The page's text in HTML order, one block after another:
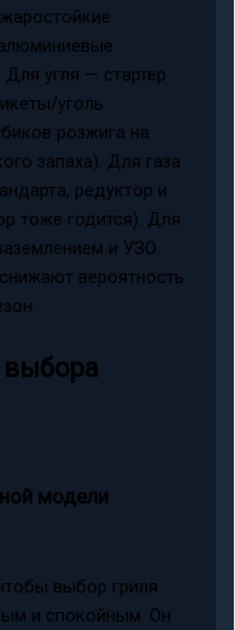
угля — стартер
уголь
розжига на
запаха). Для газа
редуктор и
тоже годится). Для
и УЗО.
вероятность
модели
выбор гриля
и спокойным. Он